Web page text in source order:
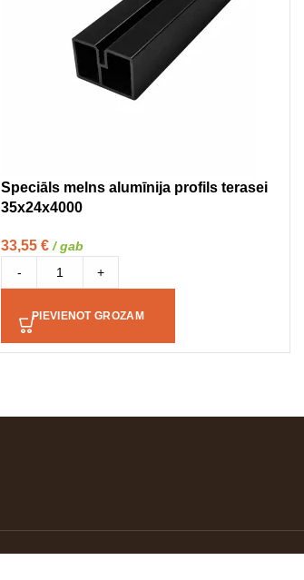
Speciāls melns alumīnija profils terasei
35x24x4000
33,55 € / gab
-
+
PIEVIENOT GROZAM